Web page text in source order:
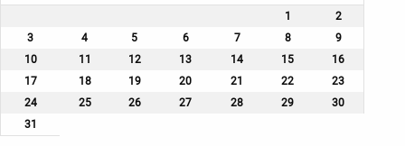
1
2
3
4 5 6 7 8
9
10
11 12 13 14 15
16
17
18 19 20 21 22
23
24
25 26 27 28 29
30
31